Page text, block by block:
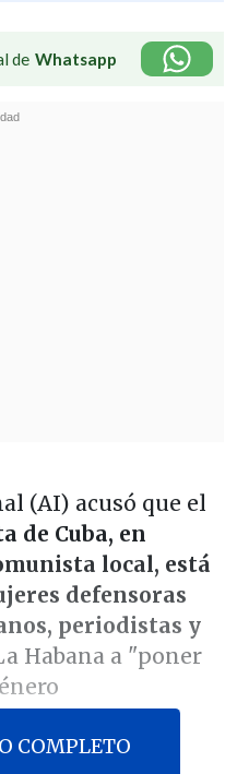
de Whatsapp
(AI) acusó que el
de Cuba, en
local, está
defensoras
periodistas y
Habana a "poner
COMPLETO